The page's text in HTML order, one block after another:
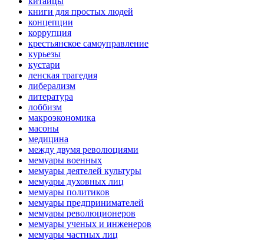
книги для простых людей
концепции
коррупция
крестьянское самоуправление
курьезы
кустари
ленская трагедия
либерализм
литература
лоббизм
макроэкономика
масоны
медицина
между двумя революциями
мемуары военных
мемуары деятелей культуры
мемуары духовных лиц
мемуары политиков
мемуары предпринимателей
мемуары революционеров
мемуары ученых и инженеров
мемуары частных лиц